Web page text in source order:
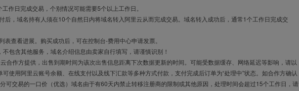
作日完成交易，个别情况可能需要5个以上工作日。
后，域名持有人须在10个自然日内将域名转入阿里云从而完成交易。域名转入成功后，通常1个工作日完成交
查看进展。购买成功后，可在控制台-费用中心申请发票。
包含其他服务，域名介绍信息由卖家自行填写，请谨慎识别！
合作方提供，出售到期时间为该次出售信息距离下次数据更新的时间。可能受数据缓存、网络延迟等影响，请以
使用阿里云账号余额、在线支付以及线下汇款等多种方式付款，支付完成后订单为“处理中”状态。如合作方确认
可交易的一口价（优选）域名由于有60天内禁止转移注册商的限制或其他原因，处理时间会超过15个工作日，请